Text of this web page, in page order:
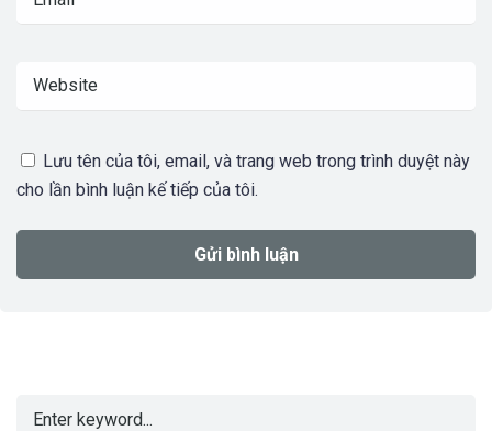
Lưu tên của tôi, email, và trang web trong trình duyệt này
cho lần bình luận kế tiếp của tôi.